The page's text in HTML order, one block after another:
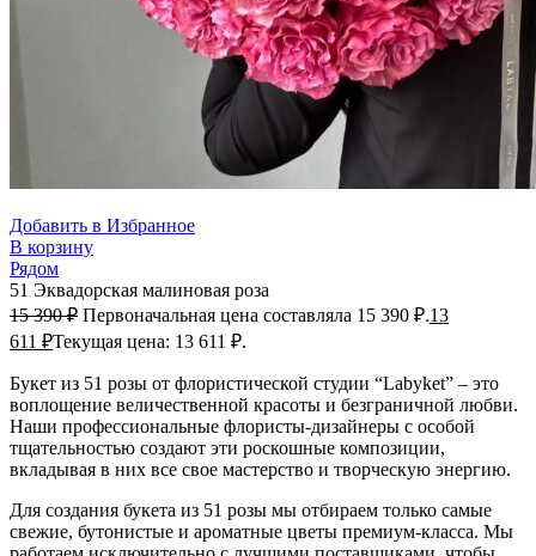
Добавить в Избранное
В корзину
Рядом
51 Эквадорская малиновая роза
15 390₽ Первоначальная цена составляла 15 390 ₽.13
611 ₽Текущая цена: 13 611 ₽.
Букет из 51 розы от флористической студии “Labyket” – это
воплощение величественной красоты и безграничной любви.
Наши профессиональные флористы-дизайнеры с особой
тщательностью создают эти роскошные композиции,
вкладывая в них все свое мастерство и творческую энергию.
Для создания букета из 51 розы мы отбираем только самые
свежие, бутонистые и ароматные цветы премиум-класса. Мы